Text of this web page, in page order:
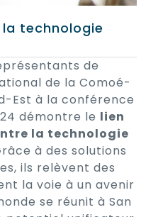
technologie
de
de la Comoé-
Est à la conférence
démontre le lien
la technologie
à des solutions
ils relèvent des
la voie à un avenir
se réunit à San